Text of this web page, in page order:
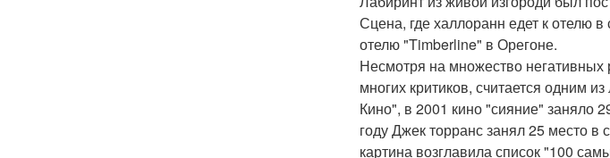
Сцена, где халлоранн едет к отелю
отелю "Timberline" в Орегоне.
Несмотря на множество
многих критиков, считается одним
Кино", в 2001 кино "сияние" заняло
году Джек торранс занял 25 место
картина возглавила список "100